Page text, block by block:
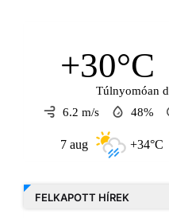
+30°C
Túlnyomóan
6.2 m/s
48%
+34°C
FELKAPOTT HÍREK